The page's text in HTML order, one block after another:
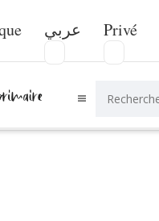
عربي Privé